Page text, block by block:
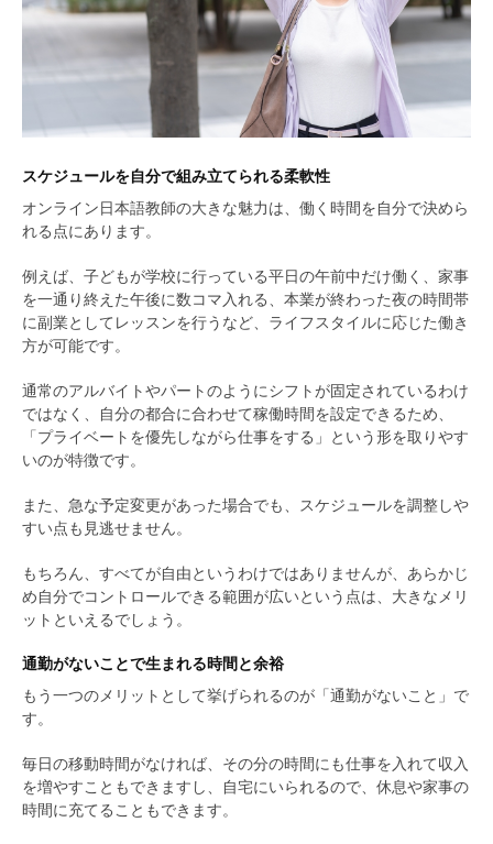
スケジュールを自分で組み立てられる柔軟性
オンライン日本語教師の大きな魅力は、働く時間を自分で決めら
れる点にあります。
例えば、子どもが学校に行っている平日の午前中だけ働く、家事
を一通り終えた午後に数コマ入れる、本業が終わった夜の時間帯
に副業としてレッスンを行うなど、ライフスタイルに応じた働き
方が可能です。
通常のアルバイトやパートのようにシフトが固定されているわけ
ではなく、自分の都合に合わせて稼働時間を設定できるため、
「プライベートを優先しながら仕事をする」という形を取りやす
いのが特徴です。
また、急な予定変更があった場合でも、スケジュールを調整しや
すい点も見逃せません。
もちろん、すべてが自由というわけではありませんが、あらかじ
め自分でコントロールできる範囲が広いという点は、大きなメリ
ットといえるでしょう。
通勤がないことで生まれる時間と余裕
もう一つのメリットとして挙げられるのが「通勤がないこと」で
す。
毎日の移動時間がなければ、その分の時間にも仕事を入れて収入
を増やすこともできますし、自宅にいられるので、休息や家事の
時間に充てることもできます。